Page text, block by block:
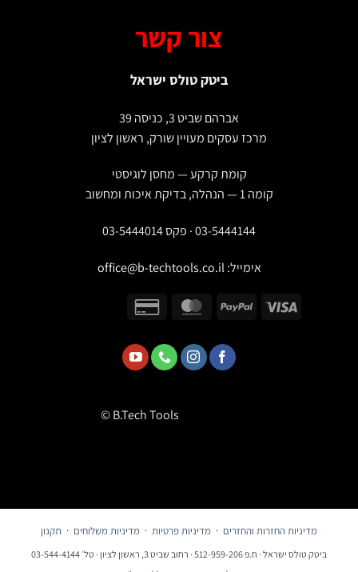
צור קשר
ביטק טולס ישראל
אברהם שביט 3, כניסה 39
מרכז עסקים מעויין שורק, ראשון לציון
קומת קרקע — מחסן לוגיסטי
03-5444144 · פקס 03-5444014
אימייל:office@b-techtools.co.il
© B.Tech Tools
מדיניות החזרות והחזרים ·מדיניות פרטיות·מדיניות משלוחים·תקנון
ביטק טולס ישראל · ח.פ 512-959-206 · רחוב שביט 3, ראשון לציון · טל׳ 03-544-4144